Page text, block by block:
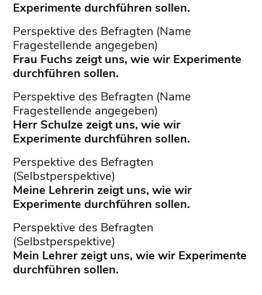
Experimente durchführen sollen.
Perspektive des Befragten (Name
Fragestellende angegeben)
Frau Fuchs zeigt uns, wie wir Experimente
durchführen sollen.
Perspektive des Befragten (Name
Fragestellende angegeben)
Herr Schulze zeigt uns, wie wir
Experimente durchführen sollen.
Perspektive des Befragten
(Selbstperspektive)
Meine Lehrerin zeigt uns, wie wir
Experimente durchführen sollen.
Perspektive des Befragten
(Selbstperspektive)
Mein Lehrer zeigt uns, wie wir Experimente
durchführen sollen.